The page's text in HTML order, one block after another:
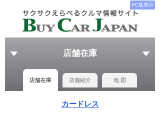
PC版表示
店舗在庫
店舗在庫 店舗紹介 地 図
カードレス